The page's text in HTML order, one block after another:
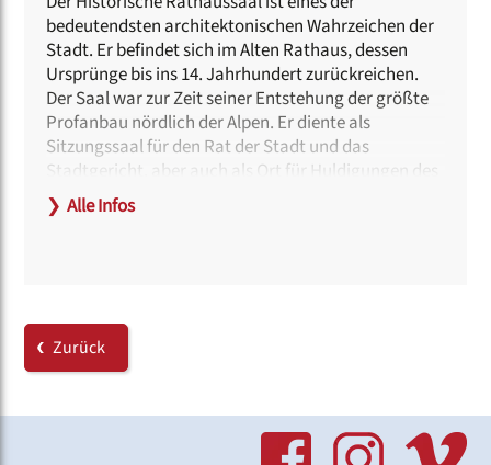
bedeutendsten architektonischen Wahrzeichen der
Stadt. Er befindet sich im Alten Rathaus, dessen
Ursprünge bis ins 14. Jahrhundert zurückreichen.
Der Saal war zur Zeit seiner Entstehung der größte
Profanbau nördlich der Alpen. Er diente als
Sitzungssaal für den Rat der Stadt und das
Stadtgericht, aber auch als Ort für Huldigungen des
Kaisers, wenn dieser in der Reichsstadt Nürnberg
verweilte.
Decke mit ihren kunstvollen Verzierungen sowie die
monumentalen Wandgemälde, die Szenen aus der
Stadtgeschichte zeigten. Heute wird der Saal für
Veranstaltungen genutzt. Neben Empfängen und
Festakten der Stadt finden hier auch Ausstellungen,
❯ Alle Infos
Zurück